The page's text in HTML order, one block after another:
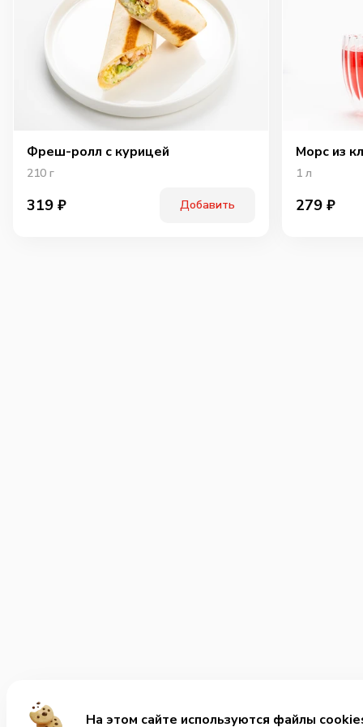
Фреш-ролл с курицей
210 г
319 ₽ Добавить
Морс из
1 л
279 ₽
На этом сайте используются файлы